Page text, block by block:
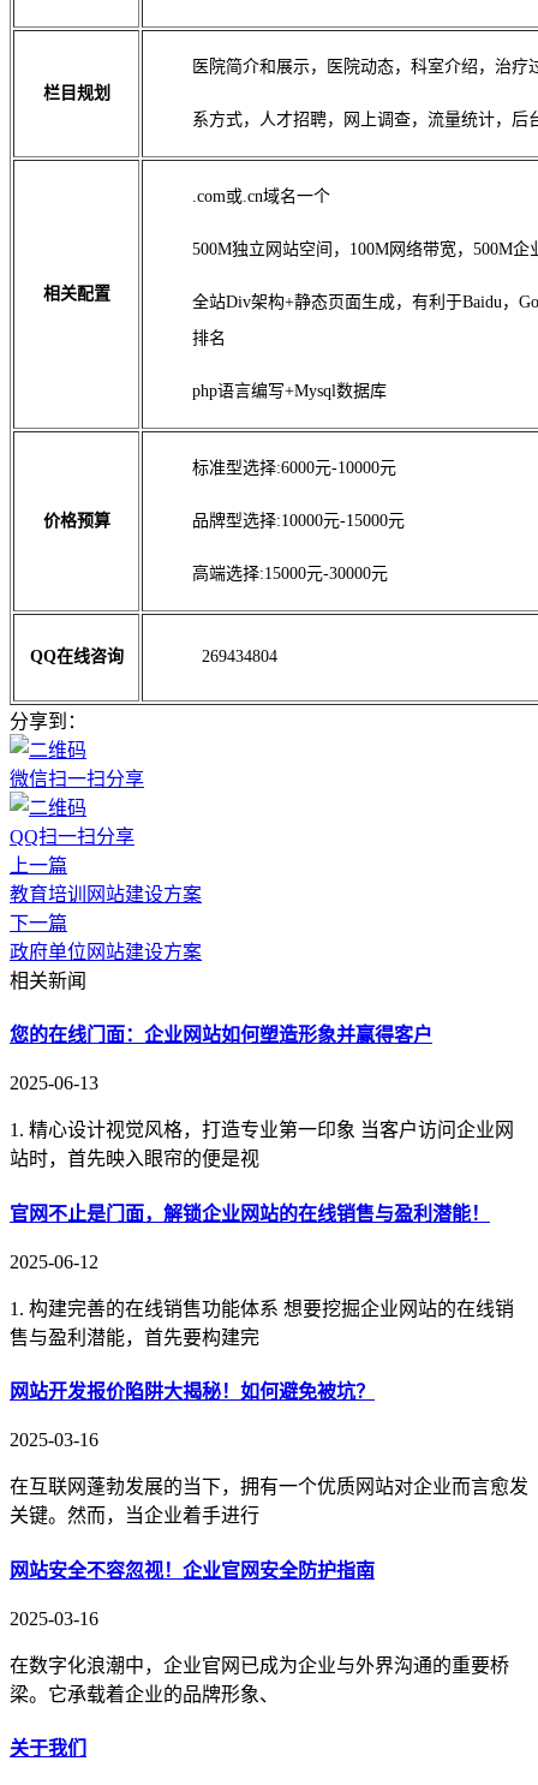
栏目规划
医院简介和展示，医院动态，科室介绍，治
系方式，人才招聘，网上调查，流量统计，后
相关配置
.com或.cn域名一个
500M独立网站空间，100M网络带宽，500M企
全站Div架构+静态页面生成，有利于Baidu，
排名
php语言编写+Mysql数据库
价格预算
标准型选择:6000元-10000元
品牌型选择:10000元-15000元
高端选择:15000元-30000元
QQ在线咨询 269434804
分享到：
微信扫一扫分享
QQ扫一扫分享
上一篇
教育培训网站建设方案
下一篇
政府单位网站建设方案
相关新闻
您的在线门面：企业网站如何塑造形象并赢得客户
2025-06-13
1. 精心设计视觉风格，打造专业第一印象 当客户访问企业网
站时，首先映入眼帘的便是视
官网不止是门面，解锁企业网站的在线销售与盈利潜能！
2025-06-12
1. 构建完善的在线销售功能体系 想要挖掘企业网站的在线销
售与盈利潜能，首先要构建完
网站开发报价陷阱大揭秘！如何避免被坑？
2025-03-16
在互联网蓬勃发展的当下，拥有一个优质网站对企业而言愈发
关键。然而，当企业着手进行
网站安全不容忽视！企业官网安全防护指南
2025-03-16
在数字化浪潮中，企业官网已成为企业与外界沟通的重要桥
梁。它承载着企业的品牌形象、
关于我们